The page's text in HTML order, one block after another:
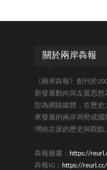
關於兩岸犇報
《兩岸犇報》創刊於
新發展動向與左翼思
型為網路媒體，在歷
來發展的兩岸局勢或
灣統左派的歷史與觀點
犇報臉書： https://
犇報IG： https://